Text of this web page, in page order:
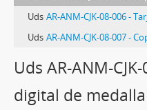
Uds AR-ANM-CJK-08-006 - Tarjeta
Uds AR-ANM-CJK-08-007 - Copia digital
Uds AR-ANM-
digital de